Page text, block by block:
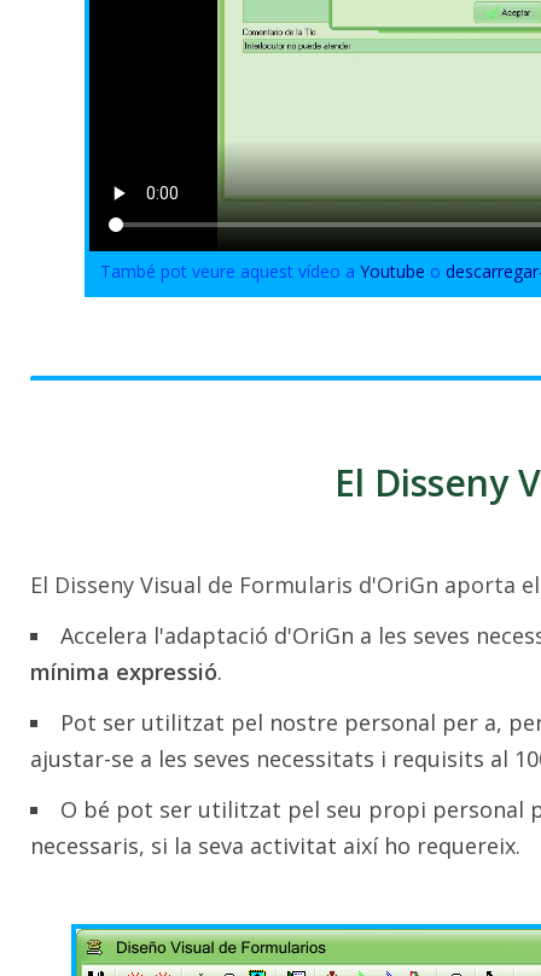
També pot veure aquest vídeo aYoutube o
El Disseny
El Disseny Visual de Formularis d'OriGn aporta
Accelera l'adaptació d'OriGn a les seves
mínima expressió.
Pot ser utilitzat pel nostre personal per a,
ajustar-se a les seves necessitats i requisits al
O bé pot ser utilitzat pel seu propi personal
necessaris, si la seva activitat així ho requereix.